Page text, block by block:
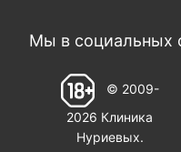
Мы в социальных
© 2009-
2026 Клиника
Нуриевых.